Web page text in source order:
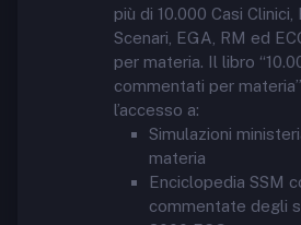
più di 10.000 Casi Clinici,
Scenari, EGA, RM ed
per materia. Il libro
commentati per
l’accesso a:
Simulazioni
materia
Enciclopedia SSM
commentate degli